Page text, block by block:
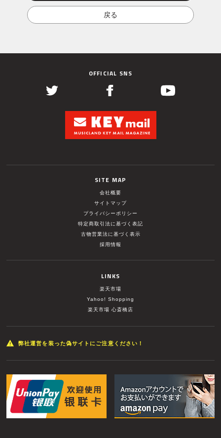
OFFICIAL SNS
SITE MAP
会社概要
サイトマップ
プライバシーポリシー
特定商取引法に基づく表記
古物営業法に基づく表示
採用情報
LINKS
楽天市場
Yahoo! Shopping
楽天市場 心斎橋店
弊社運営を装った偽サイトにご注意ください！